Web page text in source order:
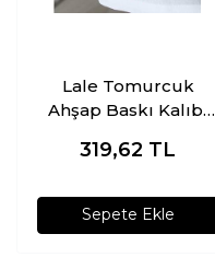
Lale Tomurcuk
Ahşap Baskı Kalıbı
319,62 TL
Sepete Ekle